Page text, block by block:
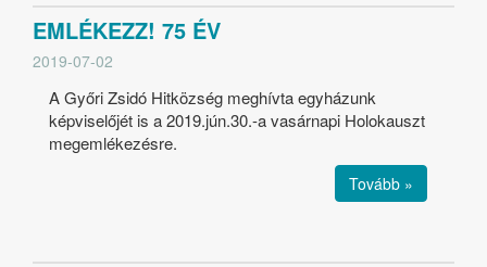
EMLÉKEZZ! 75 ÉV
2019-07-02
A Győri Zsidó Hitközség meghívta egyházunk
képviselőjét is a 2019.jún.30.-a vasárnapi Holokauszt
megemlékezésre.
Tovább »